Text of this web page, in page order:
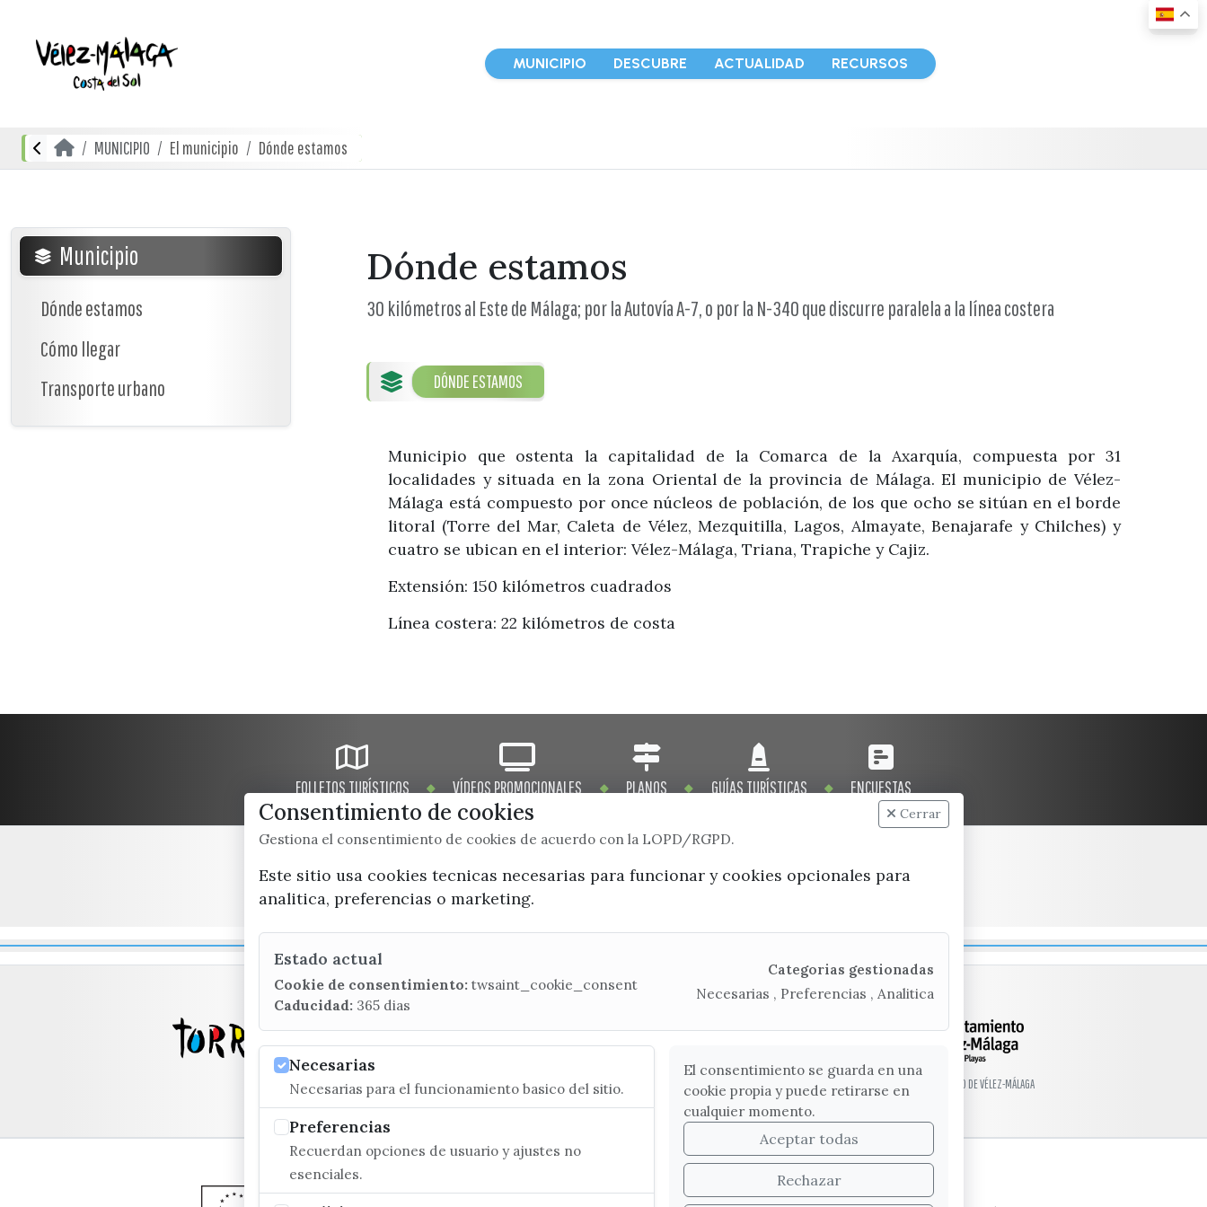
MUNICIPIO DESCUBRE ACTUALIDAD RECURSOS
MUNICIPIO El municipio Dónde estamos
Municipio
Dónde estamos
Cómo llegar
Transporte urbano
Dónde estamos
30 kilómetros al Este de Málaga; por la Autovía A-7, o por la N-340 que discurre paralela a la línea costera
DÓNDE ESTAMOS
Municipio que ostenta la capitalidad de la Comarca de la Axarquía, compuesta por 31
localidades y situada en la zona Oriental de la provincia de Málaga. El municipio de Vélez-
Málaga está compuesto por once núcleos de población, de los que ocho se sitúan en el borde
litoral (Torre del Mar, Caleta de Vélez, Mezquitilla, Lagos, Almayate, Benajarafe y Chilches) y
cuatro se ubican en el interior: Vélez-Málaga, Triana, Trapiche y Cajiz.
Extensión: 150 kilómetros cuadrados
Línea costera: 22 kilómetros de costa
FOLLETOS TURÍSTICOS VÍDEOS PROMOCIONALES PLANOS GUÍAS TURÍSTICAS ENCUESTAS
x / twitter
(+34) 952 541 104
C/ Poniente, 2. CP 29740 - Torre del Mar
© EXCMO. AYUNTAMIENTO DE VÉLEZ-MÁLAGA
Consentimiento de cookies
Gestiona el consentimiento de cookies de acuerdo con la LOPD/RGPD.
Cerrar
Este sitio usa cookies tecnicas necesarias para funcionar y cookies opcionales para
analitica, preferencias o marketing.
Estado actual
Cookie de consentimiento: twsaint_cookie_consent
Caducidad: 365 dias
Categorias gestionadas
Necesarias , Preferencias , Analitica
Necesarias
Necesarias para el funcionamiento basico del sitio.
Preferencias
Recuerdan opciones de usuario y ajustes no
esenciales.
El consentimiento se guarda en una
cookie propia y puede retirarse en
cualquier momento.
Aceptar todas
Rechazar